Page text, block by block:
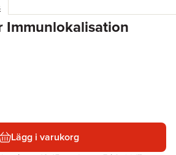
Immunlokalisation
Lägg i varukorg